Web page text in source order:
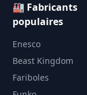
🏭 Fabricants
populaires
Enesco
Beast Kingdom
Fariboles